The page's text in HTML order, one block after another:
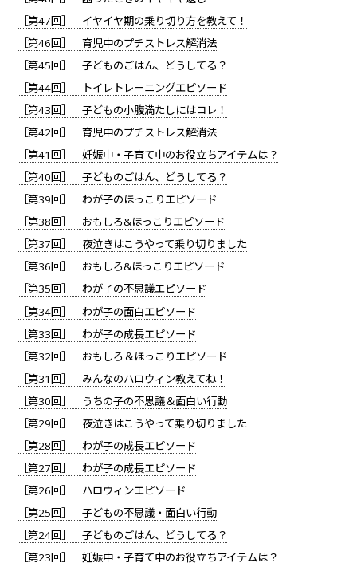
［第47回］ イヤイヤ期の乗り切り方を教えて！
［第46回］ 育児中のプチストレス解消法
［第45回］ 子どものごはん、どうしてる？
［第44回］ トイレトレーニングエピソード
［第43回］ 子どもの小腹満たしにはコレ！
［第42回］ 育児中のプチストレス解消法
［第41回］ 妊娠中・子育て中のお役立ちアイテムは？
［第40回］ 子どものごはん、どうしてる？
［第39回］ わが子のほっこりエピソード
［第38回］ おもしろ&ほっこりエピソード
［第37回］ 夜泣きはこうやって乗り切りました
［第36回］ おもしろ&ほっこりエピソード
［第35回］ わが子の不思議エピソード
［第34回］ わが子の面白エピソード
［第33回］ わが子の成長エピソード
［第32回］ おもしろ＆ほっこりエピソード
［第31回］ みんなのハロウィン教えてね！
［第30回］ うちの子の不思議＆面白い行動
［第29回］ 夜泣きはこうやって乗り切りました
［第28回］ わが子の成長エピソード
［第27回］ わが子の成長エピソード
［第26回］ ハロウィンエピソード
［第25回］ 子どもの不思議・面白い行動
［第24回］ 子どものごはん、どうしてる？
［第23回］ 妊娠中・子育て中のお役立ちアイテムは？